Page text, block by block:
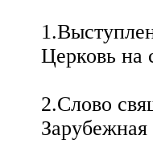
Церковь на
2.Слово